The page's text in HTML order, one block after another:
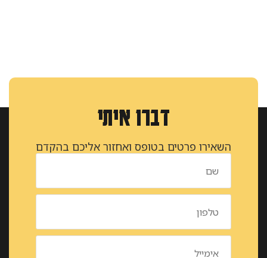
דברו איתי
השאירו פרטים בטופס ואחזור אליכם בהקדם